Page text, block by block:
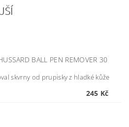
BALL PEN REMOVER 30
skvrny od prupisky z hladké kůže
245 Kč